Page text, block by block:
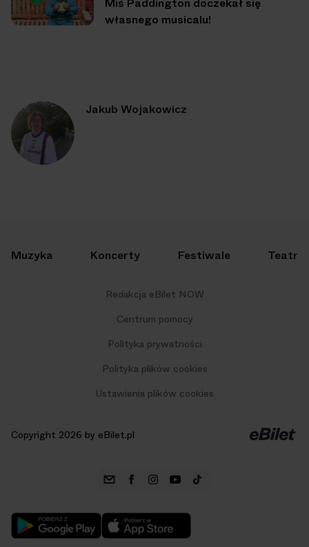
Miś Paddington doczekał się
własnego musicalu!
Jakub Wojakowicz
Muzyka Koncerty Festiwale Teatr
Redakcja eBilet NOW
Centrum pomocy
Polityka prywatności
Polityka plików cookies
Ustawienia plików cookies
Copyright 2026 by eBilet.pl